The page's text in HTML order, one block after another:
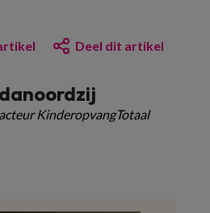
Deel dit artikel
KinderopvangTotaal